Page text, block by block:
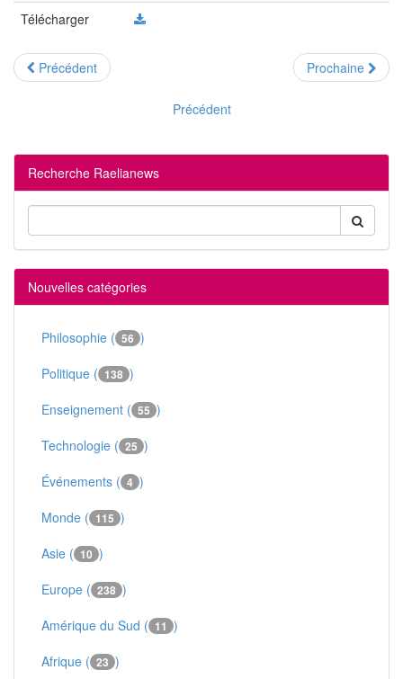
Télécharger
Précédent Prochaine
Précédent
Recherche Raelianews
Nouvelles catégories
Philosophie ( 56 )
Politique ( 138 )
Enseignement ( 55 )
Technologie ( 25 )
Événements ( 4 )
Monde ( 115 )
Asie ( 10 )
Europe ( 238 )
Amérique du Sud ( 11 )
Afrique ( 23 )